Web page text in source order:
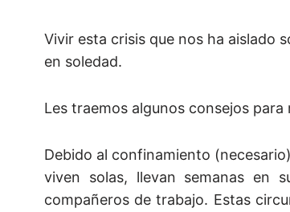
Vivir esta crisis que nos ha aislado
en soledad.
Les traemos algunos consejos
Debido al confinamiento
viven solas, llevan semanas en
compañeros de trabajo. Estas